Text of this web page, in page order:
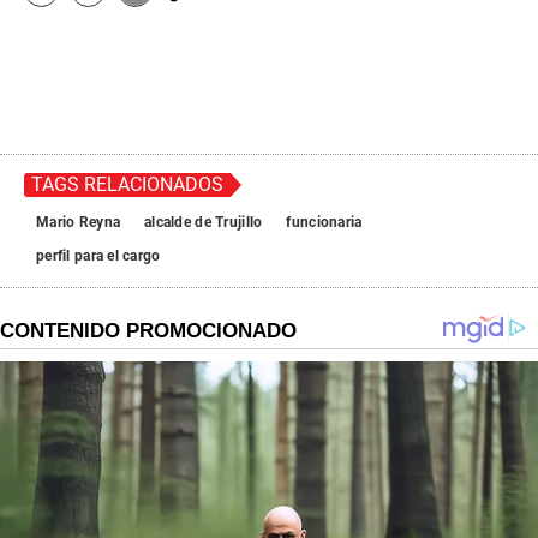
TAGS RELACIONADOS
Mario Reyna alcalde de Trujillo
funcionaria
perfil para el cargo